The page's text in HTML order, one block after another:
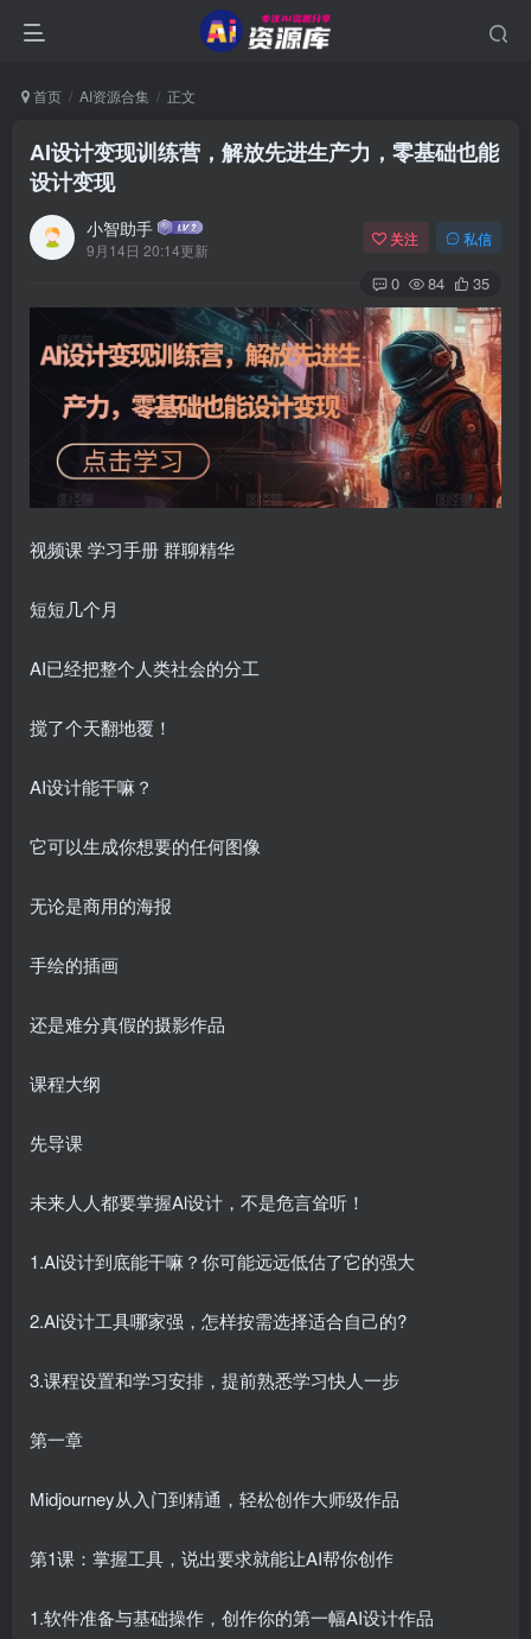
首页 AI资源合集 正文
AI设计变现训练营，解放先进生产力，零基础也能
设计变现
小智助手
9月14日 20:14更新
关注 私信
0 84 35
视频课 学习手册 群聊精华
短短几个月
AI已经把整个人类社会的分工
搅了个天翻地覆！
AI设计能干嘛？
它可以生成你想要的任何图像
无论是商用的海报
手绘的插画
还是难分真假的摄影作品
课程大纲
先导课
未来人人都要掌握Al设计，不是危言耸听！
1.Al设计到底能干嘛？你可能远远低估了它的强大
2.Al设计工具哪家强，怎样按需选择适合自己的?
3.课程设置和学习安排，提前熟悉学习快人一步
第一章
Midjourney从入门到精通，轻松创作大师级作品
第1课：掌握工具，说出要求就能让AI帮你创作
1.软件准备与基础操作，创作你的第一幅AI设计作品